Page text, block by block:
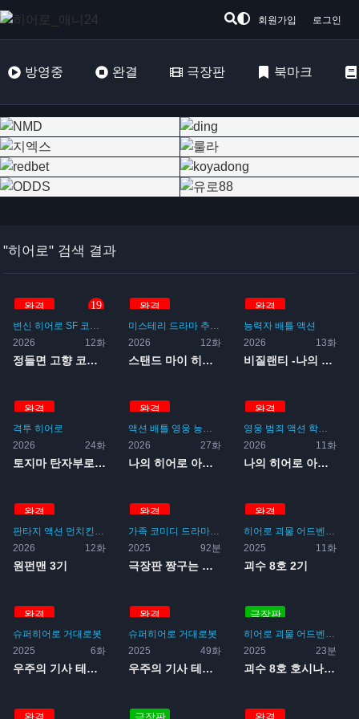
회원가입 로그인
방영중 완결 극장판 북마크
"히어로" 검색 결과
완결 19
변신 히어로 SF 코미디
일상
2026
12화
정들면 고향 코스모스장
완결
미스테리 드라마 추리
2026
12화
스탠드 마이 히어로즈 PIE...
완결
능력자 배틀 액션
2026
13화
비질랜티 -나의 히어로 아카...
완결
격투 히어로
2026
24화
토지마 탄자부로는 가면라이더...
완결
액션 배틀 영웅 능력
범죄
2026
27화
나의 히어로 아카데미아 5기
완결
영웅 범죄 액션 학원
2026
11화
나의 히어로 아카데미아 파이...
완결
판타지 액션 먼치킨 코미디 일상 능력 히어로
2026
12화
원펀맨 3기
완결
가족 코미디 드라마 거대로봇 액션 슈퍼히어로
2025
92분
극장판 짱구는 못말려 극장판...
완결
히어로 괴물 어드벤처
2025
11화
괴수 8호 2기
완결
슈퍼히어로 거대로봇
2025
6화
우주의 기사 테카맨 블레이드...
완결
슈퍼히어로 거대로봇
2025
49화
우주의 기사 테카맨 블레이드
극장판
히어로 괴물 어드벤처
2025
23분
괴수 8호 호시나의 휴일